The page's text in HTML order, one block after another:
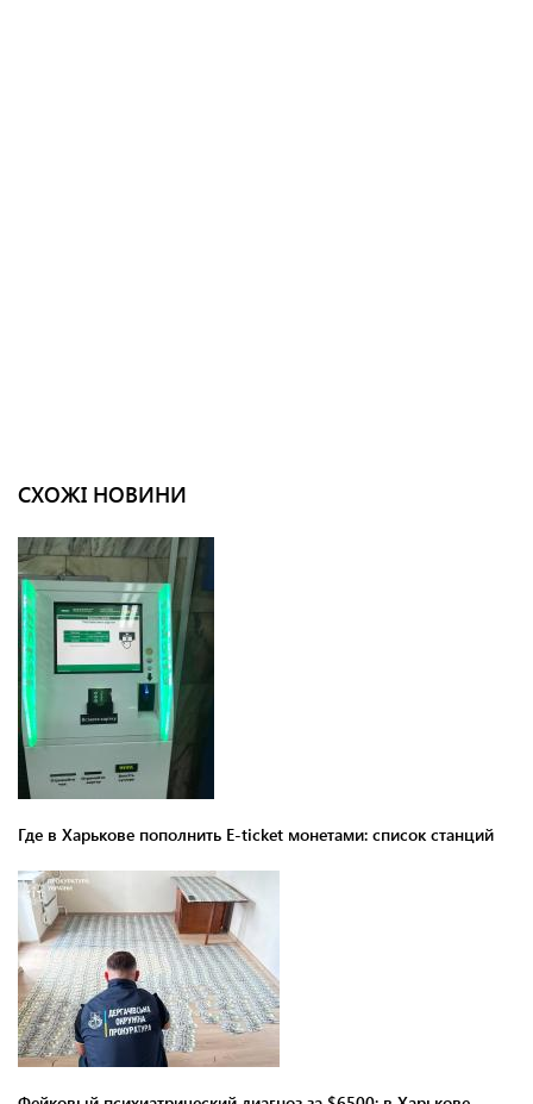
СХОЖІ НОВИНИ
Где в Харькове пополнить E-ticket монетами: список станций